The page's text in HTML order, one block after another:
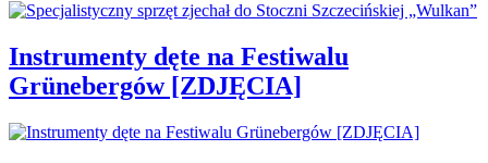
Instrumenty dęte na Festiwalu
Grünebergów [ZDJĘCIA]